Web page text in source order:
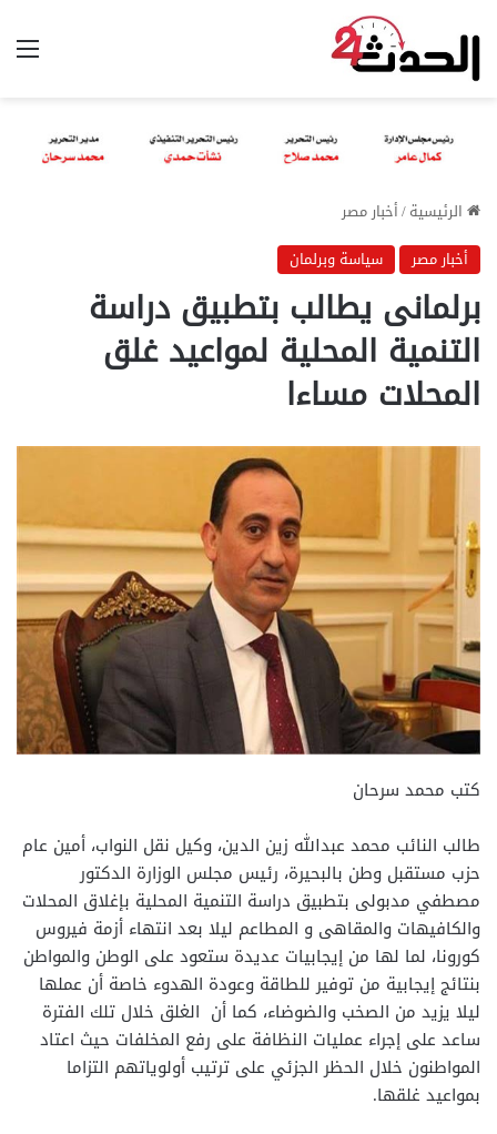
الرئيسية/أخبار مصر
أخبار مصر
سياسة وبرلمان
برلمانى يطالب بتطبيق دراسة
التنمية المحلية لمواعيد غلق
المحلات مساءا
كتب محمد سرحان
طالب النائب محمد عبدالله زين الدين، وكيل نقل النواب، أمين عام
حزب مستقبل وطن بالبحيرة، رئيس مجلس الوزارة الدكتور
مصطفي مدبولى بتطبيق دراسة التنمية المحلية بإغلاق المحلات
والكافيهات والمقاهى و المطاعم ليلا بعد انتهاء أزمة فيروس
كورونا، لما لها من إيجابيات عديدة ستعود على الوطن والمواطن
بنتائج إيجابية من توفير للطاقة وعودة الهدوء خاصة أن عملها
ليلا يزيد من الصخب والضوضاء، كما أن الغلق خلال تلك الفترة
ساعد على إجراء عمليات النظافة على رفع المخلفات حيث اعتاد
المواطنون خلال الحظر الجزئي على ترتيب أولوياتهم التزاما
بمواعيد غلقها.